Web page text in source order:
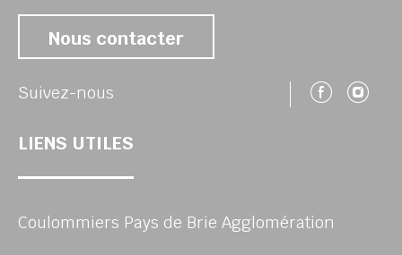
Nous contacter
Suivez-nous
LIENS UTILES
Coulommiers Pays de Brie Agglomération